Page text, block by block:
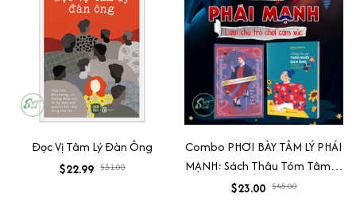
Tình Yêu)
Đọc Vị Tâm Lý Đàn Ông
$22.99 $31.00
Combo PHƠI BÀY TÂM LÝ PHÁI
MẠNH: Sách Thâu Tóm Tâm Lý
Đàn Ông - Đàn Ông Bóc Phốt
$23.00 $45.00